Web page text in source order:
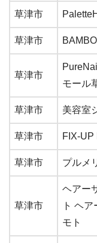
草津市
草津市
草津市
モール
草津市 美容室
草津市
草津市 プルメ
草津市
ヘアー
ト ヘ
モト